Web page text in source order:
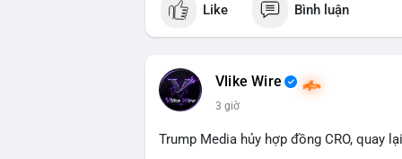
#vlikevn #titanbot
Like Bình luận
Vlike Wire
3 giờ
Trump Media hủy hợp đồng CRO, quay